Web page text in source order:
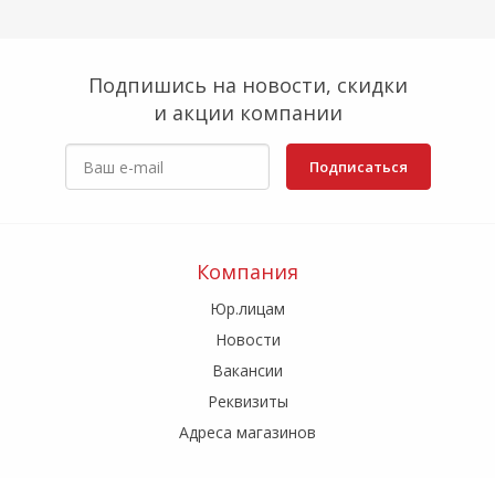
Подпишись на новости, скидки
и акции компании
Подписаться
Компания
Юр.лицам
Новости
Вакансии
Реквизиты
Адреса магазинов